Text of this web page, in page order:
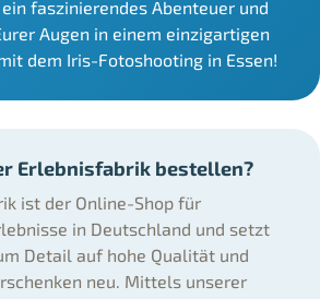
faszinierendes Abenteuer und
Augen in einem einzigartigen
dem Iris-Fotoshooting in Essen!
Erlebnisfabrik bestellen?
ist der Online-Shop für
in Deutschland und setzt
Detail auf hohe Qualität und
neu. Mittels unserer